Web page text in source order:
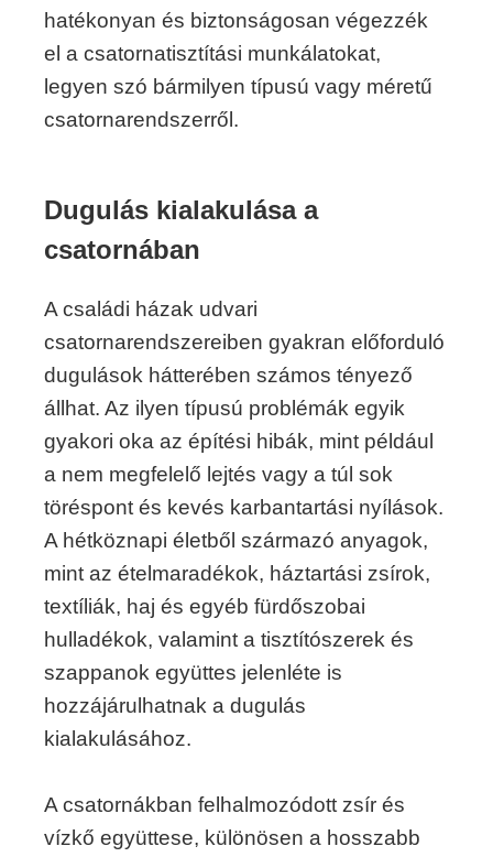
hatékonyan és biztonságosan végezzék
el a csatornatisztítási munkálatokat,
legyen szó bármilyen típusú vagy méretű
csatornarendszerről.
Dugulás kialakulása a
csatornában
A családi házak udvari
csatornarendszereiben gyakran előforduló
dugulások hátterében számos tényező
állhat. Az ilyen típusú problémák egyik
gyakori oka az építési hibák, mint például
a nem megfelelő lejtés vagy a túl sok
töréspont és kevés karbantartási nyílások.
A hétköznapi életből származó anyagok,
mint az ételmaradékok, háztartási zsírok,
textíliák, haj és egyéb fürdőszobai
hulladékok, valamint a tisztítószerek és
szappanok együttes jelenléte is
hozzájárulhatnak a dugulás
kialakulásához.
A csatornákban felhalmozódott zsír és
vízkő együttese, különösen a hosszabb